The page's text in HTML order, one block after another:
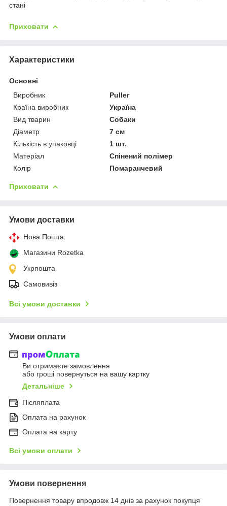
стані
Приховати
Характеристики
Основні
Виробник
Puller
Країна виробник
Україна
Вид тварин
Собаки
Діаметр
7 см
Кількість в упаковці
1 шт.
Матеріал
Спінений полімер
Колір
Помаранчевий
Приховати
Умови доставки
Нова Пошта
Магазини Rozetka
Укрпошта
Самовивіз
Всі умови доставки
Умови оплати
Ви отримаєте замовлення
або гроші повернуться на вашу картку
Детальніше
Післяплата
Оплата на рахунок
Оплата на карту
Всі умови оплати
Умови повернення
Повернення товару впродовж 14 днів за рахунок покупця